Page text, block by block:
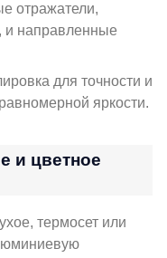
отражатели,
и направленные
для точности и
яркости.
и цветное
термосет или